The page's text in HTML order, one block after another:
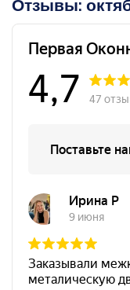
Отзывы: